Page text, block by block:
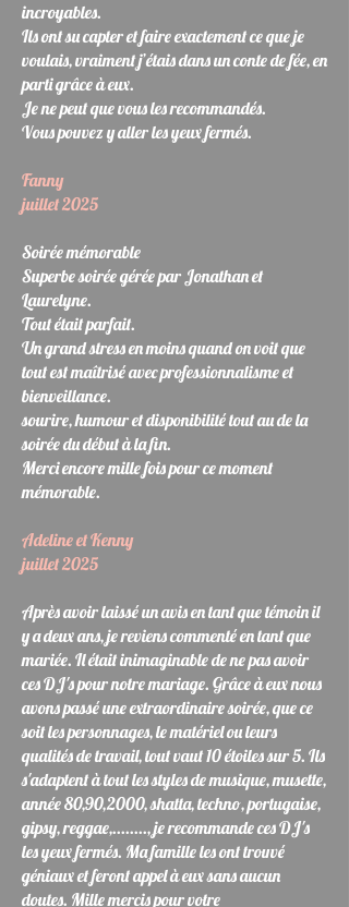
incroyables.
Ils ont su capter et faire exactement ce que je
voulais, vraiment j’étais dans un conte de fée, en
parti grâce à eux.
Je ne peut que vous les recommandés.
Vous pouvez y aller les yeux fermés.
Fanny
juillet 2025
Soirée mémorable
Superbe soirée gérée par Jonathan et
Laurelyne.
Tout était parfait.
Un grand stress en moins quand on voit que
tout est maîtrisé avec professionnalisme et
bienveillance.
sourire, humour et disponibilité tout au de la
soirée du début à la fin.
Merci encore mille fois pour ce moment
mémorable.
Adeline et Kenny
juillet 2025
Après avoir laissé un avis en tant que témoin il
y a deux ans, je reviens commenté en tant que
mariée. Il était inimaginable de ne pas avoir
ces DJ's pour notre mariage. Grâce à eux nous
avons passé une extraordinaire soirée, que ce
soit les personnages, le matériel ou leurs
qualités de travail, tout vaut 10 étoiles sur 5. Ils
s'adaptent à tout les styles de musique, musette,
année 80,90,2000, shatta, techno, portugaise,
gipsy, reggae,........, je recommande ces DJ's
les yeux fermés. Ma famille les ont trouvé
géniaux et feront appel à eux sans aucun
doutes. Mille mercis pour votre